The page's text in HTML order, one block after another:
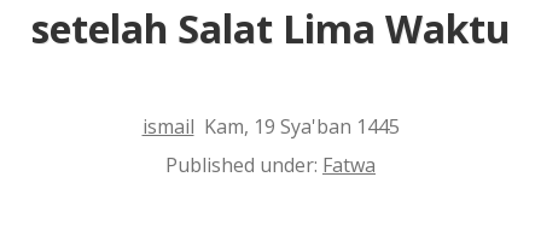
setelah Salat Lima Waktu
ismail Kam, 19 Sya'ban 1445
Published under: Fatwa